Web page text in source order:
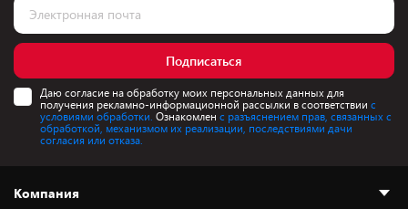
Подписаться
Даю согласие на обработку моих персональных данных для
получения рекламно-информационной рассылки в соответствии с
условиями обработки. Ознакомлен с разъяснением прав, связанных с
обработкой, механизмом их реализации, последствиями дачи
согласия или отказа.
Компания